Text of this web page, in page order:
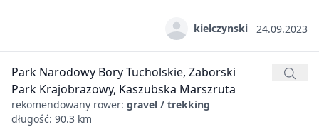
kielczynski 24.09.2023
Park Narodowy Bory Tucholskie, Zaborski
Park Krajobrazowy, Kaszubska Marszruta
rekomendowany rower: gravel / trekking
długość: 90.3 km